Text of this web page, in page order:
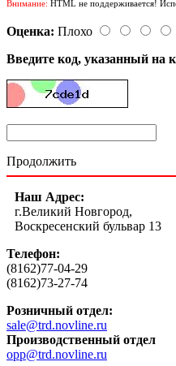
Внимание: HTML не поддерживается!
Оценка: Плохо
Введите код, указанный на
Продолжить
Наш Адрес:
г.Великий Новгород,
Воскресенский бульвар 13
Телефон:
(8162)77-04-29
(8162)73-27-74
Розничный отдел:
sale@trd.novline.ru
Производственный отдел
opp@trd.novline.ru